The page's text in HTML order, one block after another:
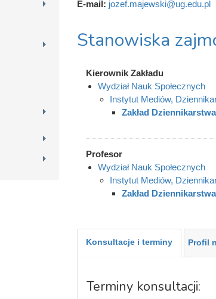
E-mail: jozef.majewski@ug.edu.pl
Stanowiska
Kierownik Zakładu
Wydział Nauk Społecznych
Instytut Mediów,
Zakład
Profesor
Wydział Nauk Społecznych
Instytut Mediów,
Zakład
Konsultacje i terminy Profil
Terminy konsultacji: